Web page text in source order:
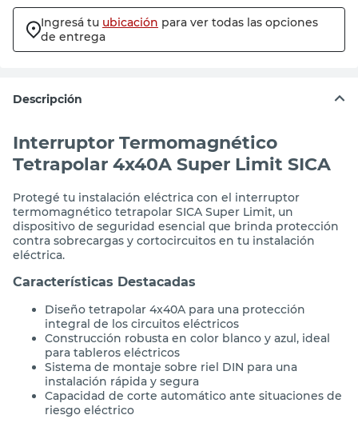
Ingresá tu ubicación para ver todas las opciones
de entrega
Descripción
Interruptor Termomagnético
Tetrapolar 4x40A Super Limit SICA
Protegé tu instalación eléctrica con el interruptor
termomagnético tetrapolar SICA Super Limit, un
dispositivo de seguridad esencial que brinda protección
contra sobrecargas y cortocircuitos en tu instalación
eléctrica.
Características Destacadas
Diseño tetrapolar 4x40A para una protección
integral de los circuitos eléctricos
Construcción robusta en color blanco y azul, ideal
para tableros eléctricos
Sistema de montaje sobre riel DIN para una
instalación rápida y segura
Capacidad de corte automático ante situaciones de
riesgo eléctrico